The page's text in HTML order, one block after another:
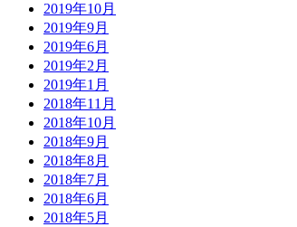
2019年10月
2019年9月
2019年6月
2019年2月
2019年1月
2018年11月
2018年10月
2018年9月
2018年8月
2018年7月
2018年6月
2018年5月